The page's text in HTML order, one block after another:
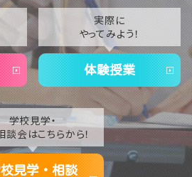
実際に
やってみよう！
体験授業
学校見学・
談会はこちらから！
見学・相談